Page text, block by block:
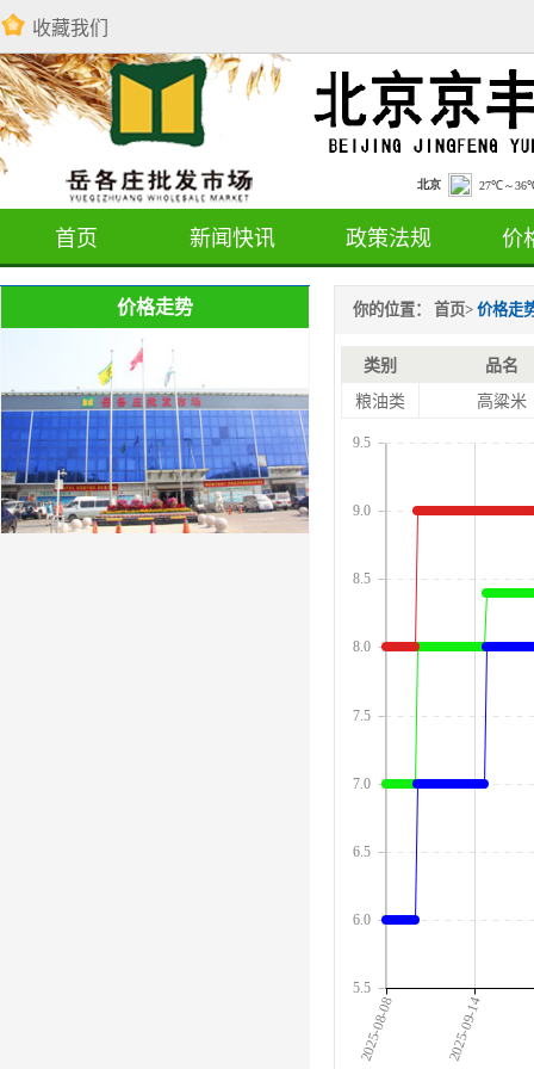
收藏我们
首页 新闻快讯 政策法规 价
价格走势 你的位置： 首页> 价格走
类别
品名
粮油类
高粱米
2025-08-08 2025-09-14
5.5
6.0
6.5
7.0
7.5
8.0
8.5
9.0
9.5